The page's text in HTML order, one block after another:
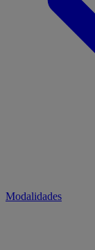
Modalidades